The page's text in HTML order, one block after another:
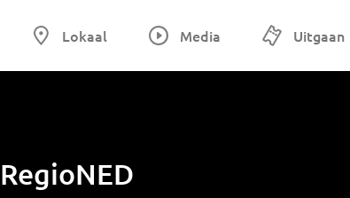
Lokaal Media Uitgaan
RegioNED